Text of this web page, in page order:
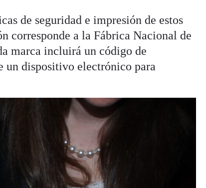
de seguridad e impresión de estos
corresponde a la Fábrica Nacional de
marca incluirá un código de
un dispositivo electrónico para